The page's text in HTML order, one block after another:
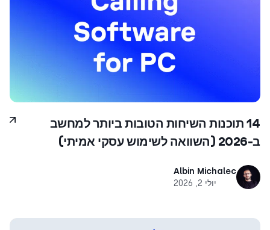
14 תוכנות השיחות הטובות ביותר למחשב
ב-2026 (השוואה לשימוש עסקי אמיתי)
Albin Michalec
יולי 2, 2026